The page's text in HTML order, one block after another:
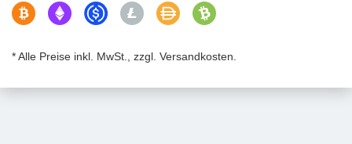
* Alle Preise inkl. MwSt., zzgl. Versandkosten.